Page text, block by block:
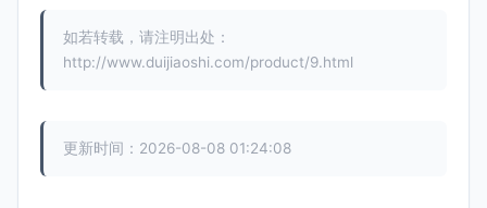
如若转载，请注明出处：
http://www.duijiaoshi.com/product/9.html
更新时间：2026-08-08 01:24:08